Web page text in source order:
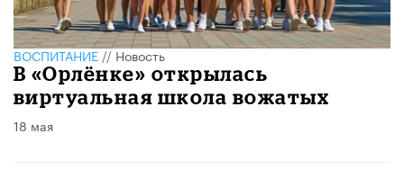
ВОСПИТАНИЕ//Новость
В «Орлёнке» открылась
виртуальная школа вожатых
18 мая